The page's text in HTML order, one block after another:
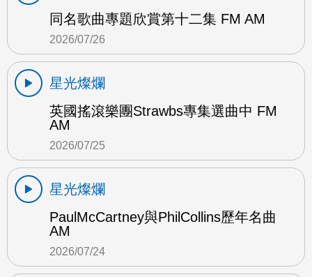
同名歌曲專題欣賞第十二集 FM AM
2026/07/26
星光燦爛
英國搖滾樂團Strawbs專集選曲中 FM
AM
2026/07/25
星光燦爛
PaulMcCartney與PhilCollins歷年名曲
AM
2026/07/24